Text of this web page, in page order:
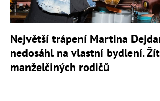
Největší trápení Martina
nedosáhl na vlastní bydlení.
manželčiných rodičů